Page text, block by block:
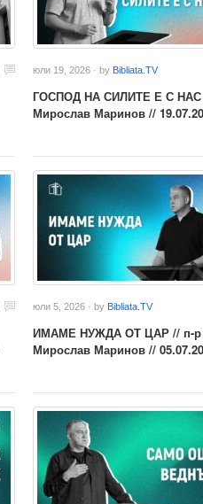
юли 19, 2026 · by Bibliata.TV
ГОСПОД НА СИЛИТЕ Е С НАС
Мирослав Маринов //
юли 5, 2026 · by Bibliata.TV
ИМАМЕ НУЖДА ОТ ЦАР // п-р
Мирослав Маринов //